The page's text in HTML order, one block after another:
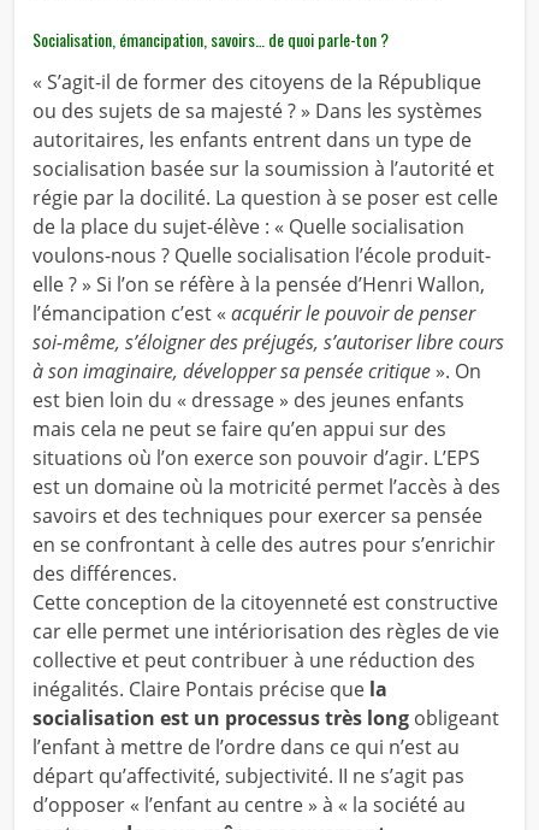
Socialisation, émancipation, savoirs… de quoi parle-ton ?
« S’agit-il de former des citoyens de la République
ou des sujets de sa majesté ? » Dans les systèmes
autoritaires, les enfants entrent dans un type de
socialisation basée sur la soumission à l’autorité et
régie par la docilité. La question à se poser est celle
de la place du sujet-élève : « Quelle socialisation
voulons-nous ? Quelle socialisation l’école produit-
elle ? » Si l’on se réfère à la pensée d’Henri Wallon,
l’émancipation c’est « acquérir le pouvoir de penser
soi-même, s’éloigner des préjugés, s’autoriser libre cours
à son imaginaire, développer sa pensée critique ». On
est bien loin du « dressage » des jeunes enfants
mais cela ne peut se faire qu’en appui sur des
situations où l’on exerce son pouvoir d’agir. L’EPS
est un domaine où la motricité permet l’accès à des
savoirs et des techniques pour exercer sa pensée
en se confrontant à celle des autres pour s’enrichir
des différences.
Cette conception de la citoyenneté est constructive
car elle permet une intériorisation des règles de vie
collective et peut contribuer à une réduction des
inégalités. Claire Pontais précise quela
socialisation est un processus très longobligeant
l’enfant à mettre de l’ordre dans ce qui n’est au
départ qu’affectivité, subjectivité. II ne s’agit pas
d’opposer « l’enfant au centre » à « la société au